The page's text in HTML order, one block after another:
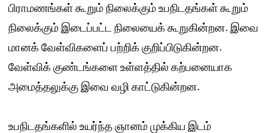
பிராமணங்கள் கூறும் நிலைக்கும் உபநிடதங்கள் கூறும்
நிலைக்கும் இடைப்பட்ட நிலையைக் கூறுகின்றன. இவை
மானக் வேள்விகளைப் பற்றிக் குறிப்பிடுகின்றன.
வேள்விக் குண்டங்களை உள்ளத்தில் கற்பனையாக
அமைத்தலுக்கு இவை வழி காட்டுகின்றன.
உபநிடதங்களில் உயர்ந்த ஞானம் முக்கிய இடம்